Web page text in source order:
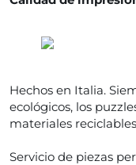
Hechos en Italia.
ecológicos, los
materiales
Servicio de piezas